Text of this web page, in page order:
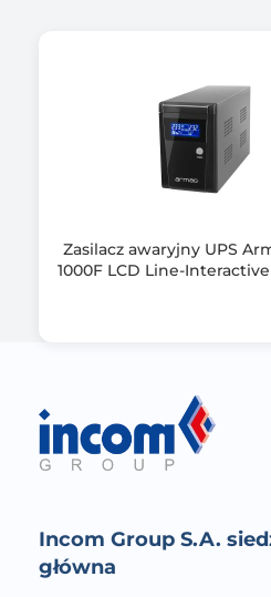
Wymiary [G x S x W] (mm)
Waga netto (kg)
Zasilacz awaryjny UPS
1000F LCD Line-
Incom Group S.A.
główna